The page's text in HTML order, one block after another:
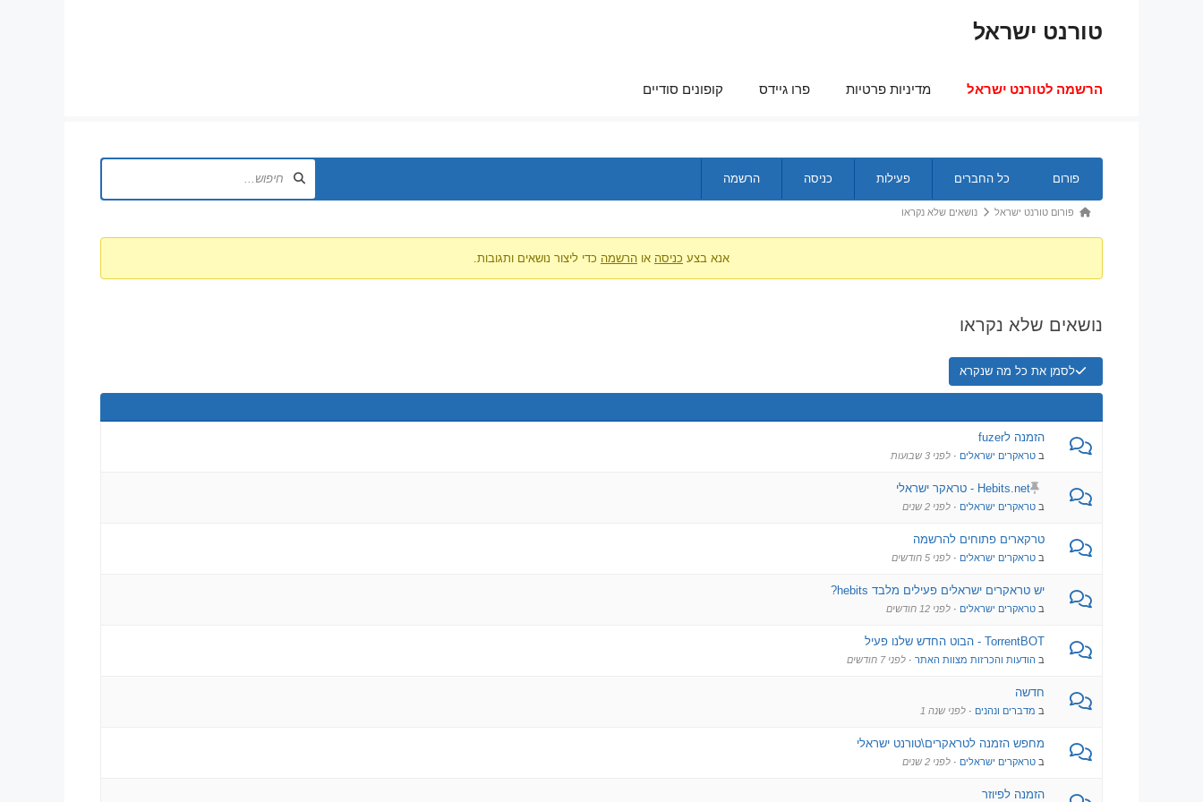
טורנט ישראל
הרשמה לטורנט ישראל מדיניות פרטיות פרו גיידס קופונים סודיים
בפורום
פורום כל החברים פעילות כניסה הרשמה
נתיב
אתה
פורום טורנט ישראל נושאים שלא נקראו
אנא בצע כניסה או הרשמה כדי ליצור נושאים ותגובות.
נושאים שלא נקראו
לסמן את כל מה שנקרא
הזמנה לfuzer
ב טראקרים ישראלים · לפני 3 שבועות
Hebits.net - טראקר ישראלי
ב טראקרים ישראלים · לפני 2 שנים
טרקארים פתוחים להרשמה
ב טראקרים ישראלים · לפני 5 חודשים
יש טראקרים ישראלים פעילים מלבד hebits?
ב טראקרים ישראלים · לפני 12 חודשים
TorrentBOT - הבוט החדש שלנו פעיל
ב הודעות והכרזות מצוות האתר · לפני 7 חודשים
חדשה
ב מדברים ונהנים · לפני שנה 1
מחפש הזמנה לטראקרים\טורנט ישראלי
ב טראקרים ישראלים · לפני 2 שנים
הזמנה לפיוזר